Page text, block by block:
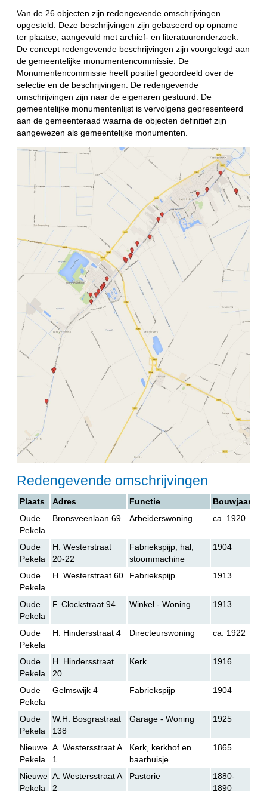
Van de 26 objecten zijn redengevende omschrijvingen
opgesteld. Deze beschrijvingen zijn gebaseerd op opname
ter plaatse, aangevuld met archief- en literatuuronderzoek.
De concept redengevende beschrijvingen zijn voorgelegd aan
de gemeentelijke monumentencommissie. De
Monumentencommissie heeft positief geoordeeld over de
selectie en de beschrijvingen. De redengevende
omschrijvingen zijn naar de eigenaren gestuurd. De
gemeentelijke monumentenlijst is vervolgens gepresenteerd
aan de gemeenteraad waarna de objecten definitief zijn
aangewezen als gemeentelijke monumenten.
Redengevende omschrijvingen
Plaats Adres Functie
Bouwjaar
Oude
Pekela
Bronsveenlaan 69 Arbeiderswoning ca. 1920
Oude
Pekela
H. Westerstraat
20-22
Fabriekspijp, hal,
stoommachine
1904
Oude
Pekela
H. Westerstraat 60 Fabriekspijp 1913
Oude
Pekela
F. Clockstraat 94 Winkel - Woning 1913
Oude
Pekela
H. Hindersstraat 4 Directeurswoning ca. 1922
Oude
Pekela
H. Hindersstraat
20
Kerk 1916
Oude
Pekela
Gelmswijk 4 Fabriekspijp 1904
Oude
Pekela
W.H. Bosgrastraat
138
Garage - Woning 1925
Nieuwe
Pekela
A. Westersstraat A
1
Kerk, kerkhof en
baarhuisje
1865
Nieuwe
Pekela
A. Westersstraat A
2
Pastorie
1880-
1890